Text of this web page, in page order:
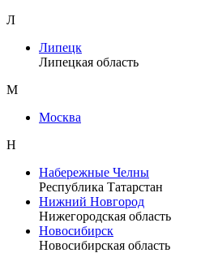
Л
Липецк
Липецкая область
М
Москва
Н
Набережные Челны
Республика Татарстан
Нижний Новгород
Нижегородская область
Новосибирск
Новосибирская область